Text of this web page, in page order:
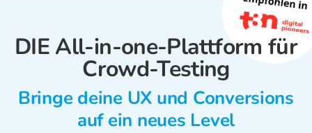
DIE All-in-one-Plattform für
Crowd-Testing
Bringe deine UX und Conversions
auf ein neues Level